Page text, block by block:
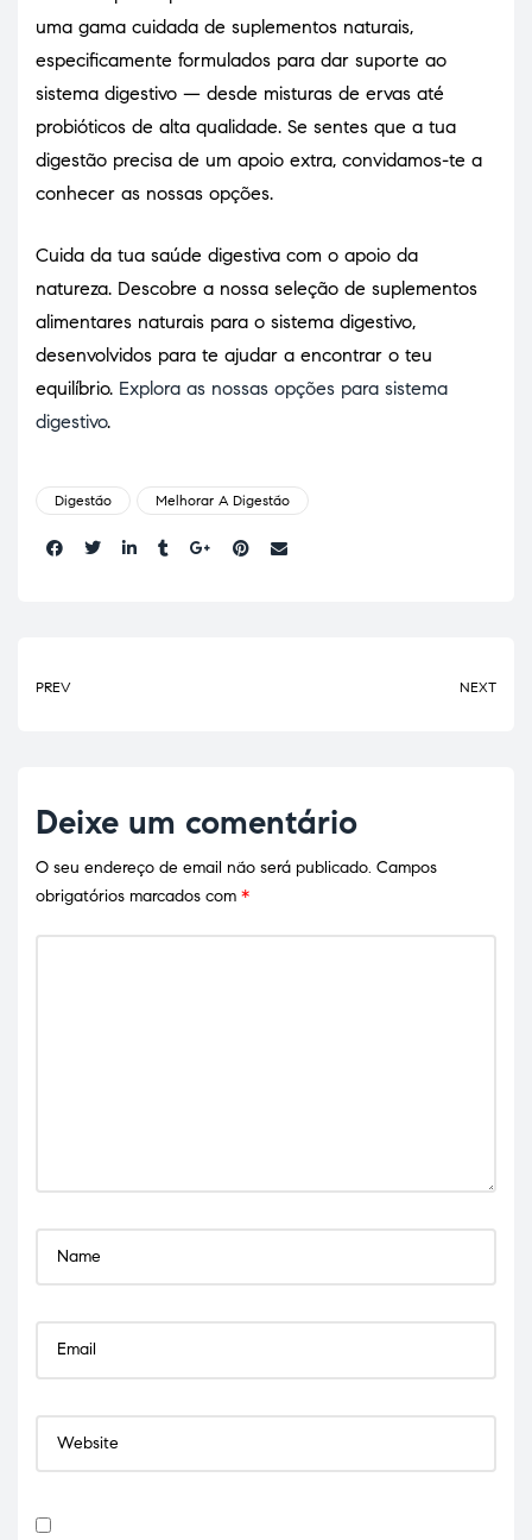
uma gama cuidada de suplementos naturais,
especificamente formulados para dar suporte ao
sistema digestivo — desde misturas de ervas até
probióticos de alta qualidade. Se sentes que a tua
digestão precisa de um apoio extra, convidamos-te a
conhecer as nossas opções.
Cuida da tua saúde digestiva com o apoio da
natureza. Descobre a nossa seleção de suplementos
alimentares naturais para o sistema digestivo,
desenvolvidos para te ajudar a encontrar o teu
equilíbrio. Explora as nossas opções para sistema
digestivo.
Digestão Melhorar A Digestão
Share:
PREV NEXT
Deixe um comentário
O seu endereço de email não será publicado. Campos
obrigatórios marcados com *